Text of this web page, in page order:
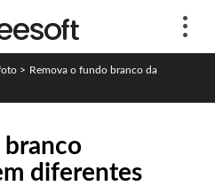
> Remova o fundo branco da
diferentes